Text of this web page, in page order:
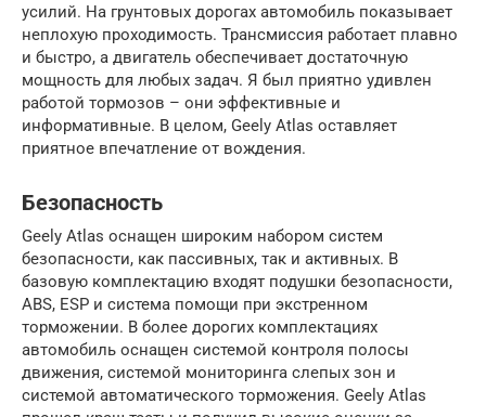
усилий. На грунтовых дорогах автомобиль показывает
неплохую проходимость. Трансмиссия работает плавно
и быстро, а двигатель обеспечивает достаточную
мощность для любых задач. Я был приятно удивлен
работой тормозов – они эффективные и
информативные. В целом, Geely Atlas оставляет
приятное впечатление от вождения.
Безопасность
Geely Atlas оснащен широким набором систем
безопасности, как пассивных, так и активных. В
базовую комплектацию входят подушки безопасности,
ABS, ESP и система помощи при экстренном
торможении. В более дорогих комплектациях
автомобиль оснащен системой контроля полосы
движения, системой мониторинга слепых зон и
системой автоматического торможения. Geely Atlas